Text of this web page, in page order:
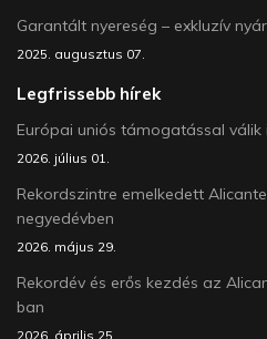
Garantált nyereség – exkluzív
2025. augusztus 07.
Legfrissebb hírek
Európai uniós támogatással válik
2026. július 01.
Rekordszintre emelkedett
negyedévben
2026. május 29.
Rekordév és erős kezdés az
ban
2026. április 25.